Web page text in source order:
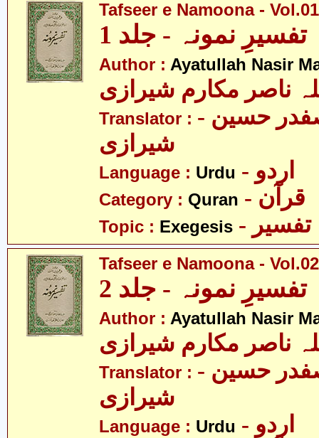
Tafseer e Namoona - Vol.01
تفسیرِ نمونہ - جلد 1
Author : Ayatullah Nasir
ناصر مکارم شیرازی
Translator : - مولانا سید صفدر حسین
شیرازی
Language : Urdu - اردو
Category : Quran - قرآن
Topic : Exegesis - تفسیر
Tafseer e Namoona - Vol.02
تفسیرِ نمونہ - جلد 2
Author : Ayatullah Nasir
ناصر مکارم شیرازی
Translator : - مولانا سید صفدر حسین
شیرازی
Language : Urdu - اردو